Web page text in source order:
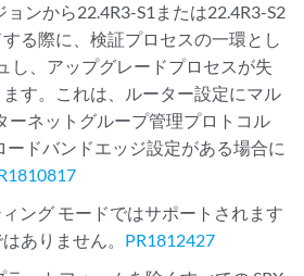
ンから22.4R3-S1または22.4R3-S2
る際に、検証プロセスの一環とし
し、アップグレードプロセスが失
す。これは、ルーター設定にマル
ーネットグループ管理プロトコル
ードバンドエッジ設定がある場合に
ング モードではサポートされます
ありません。 PR1812427